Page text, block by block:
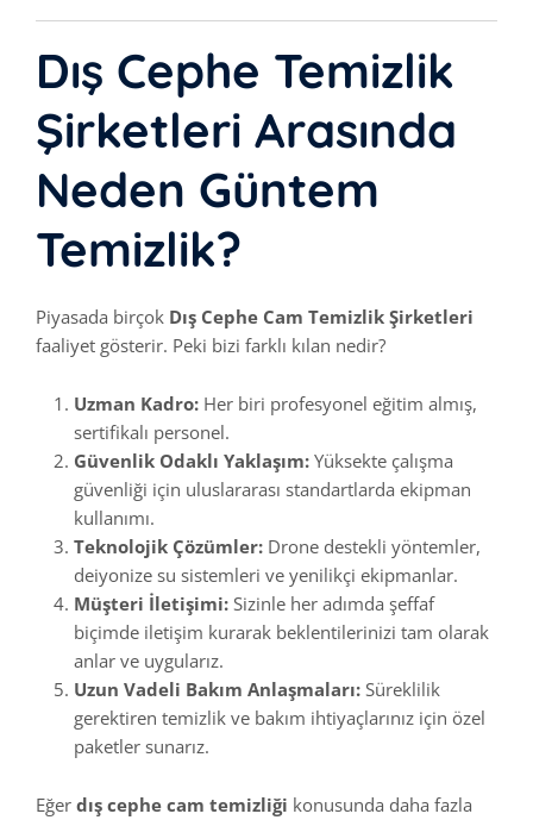
Dış Cephe Temizlik
Şirketleri Arasında
Neden Güntem
Temizlik?
Piyasada birçok Dış Cephe Cam Temizlik Şirketleri
faaliyet gösterir. Peki bizi farklı kılan nedir?
Uzman Kadro: Her biri profesyonel eğitim almış,
sertifikalı personel.
Güvenlik Odaklı Yaklaşım: Yüksekte çalışma
güvenliği için uluslararası standartlarda ekipman
kullanımı.
Teknolojik Çözümler: Drone destekli yöntemler,
deiyonize su sistemleri ve yenilikçi ekipmanlar.
Müşteri İletişimi: Sizinle her adımda şeffaf
biçimde iletişim kurarak beklentilerinizi tam olarak
anlar ve uygularız.
Uzun Vadeli Bakım Anlaşmaları: Süreklilik
gerektiren temizlik ve bakım ihtiyaçlarınız için özel
paketler sunarız.
Eğer dış cephe cam temizliği konusunda daha fazla